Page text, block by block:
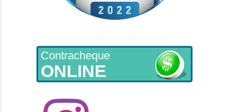
Contracheque
ONLINE